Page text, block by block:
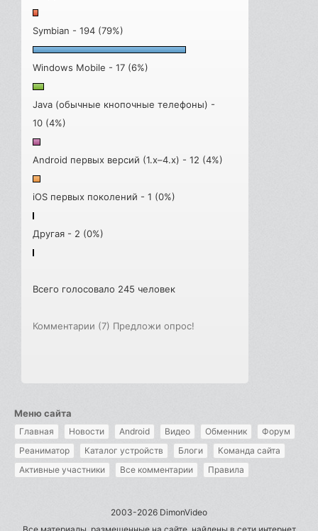
Symbian - 194 (79%)
Windows Mobile - 17 (6%)
Java (обычные кнопочные телефоны) -
10 (4%)
Android первых версий (1.x–4.x) - 12 (4%)
iOS первых поколений - 1 (0%)
Другая - 2 (0%)
Всего голосовало 245 человек
Комментарии (7) Предложи опрос!
Меню сайта
Главная Новости Android Видео Обменник
Форум
Реаниматор
Каталог устройств Блоги
Команда сайта
Активные участники
Все комментарии Правила
2003-2026 DimonVideo